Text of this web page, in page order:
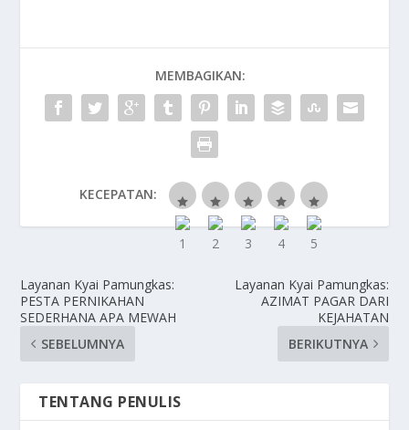
MEMBAGIKAN:
KECEPATAN:
Layanan Kyai Pamungkas:
PESTA PERNIKAHAN
SEDERHANA APA MEWAH
SEBELUMNYA
Layanan Kyai Pamungkas:
AZIMAT PAGAR DARI
KEJAHATAN
BERIKUTNYA
TENTANG PENULIS